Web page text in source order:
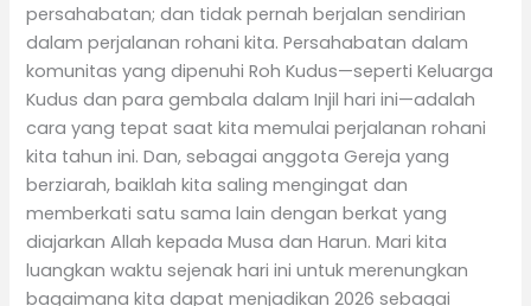
persahabatan; dan tidak pernah berjalan sendirian
dalam perjalanan rohani kita. Persahabatan dalam
komunitas yang dipenuhi Roh Kudus—seperti Keluarga
Kudus dan para gembala dalam Injil hari ini—adalah
cara yang tepat saat kita memulai perjalanan rohani
kita tahun ini. Dan, sebagai anggota Gereja yang
berziarah, baiklah kita saling mengingat dan
memberkati satu sama lain dengan berkat yang
diajarkan Allah kepada Musa dan Harun. Mari kita
luangkan waktu sejenak hari ini untuk merenungkan
bagaimana kita dapat menjadikan 2026 sebagai